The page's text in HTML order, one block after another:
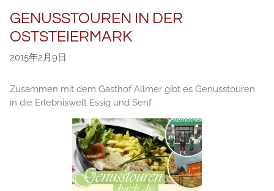
GENUSSTOUREN IN DER
OSTSTEIERMARK
2015年2月9日
Zusammen mit dem Gasthof Allmer gibt es Genusstouren
in die Erlebniswelt Essig und Senf.